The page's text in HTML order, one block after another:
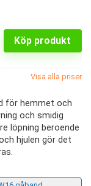
Köp produkt
Visa alla priser
för hemmet och
och smidig
löpning beroende
hjulen gör det